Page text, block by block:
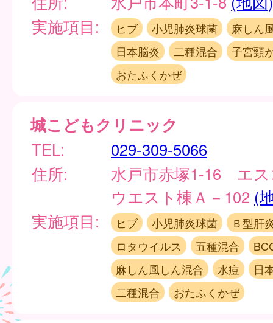
実施項目:
ヒブ 小児肺炎球菌
麻しん
日本脳炎
二種混合
子宮頸
おたふくかぜ
城こどもクリニック
TEL:
029-309-5066
住所:
水戸市赤塚1-16 エス
ウエスト棟Ａ－102 (
実施項目:
ヒブ 小児肺炎球菌
Ｂ型肝
ロタウイルス
五種混合
麻しん風しん混合
水痘
日
二種混合
おたふくかぜ